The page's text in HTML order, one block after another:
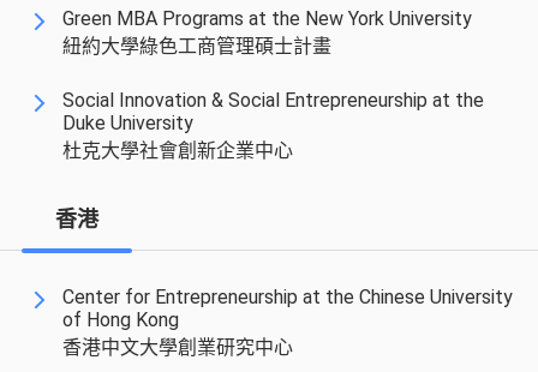
Green MBA Programs at the New York University
紐約大學綠色工商管理碩士計畫
Social Innovation & Social Entrepreneurship at the
Duke University
杜克大學社會創新企業中心
香港
Center for Entrepreneurship at the Chinese University
of Hong Kong
香港中文大學創業研究中心